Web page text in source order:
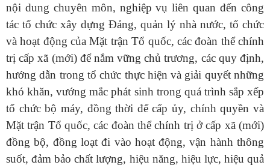
nội dung chuyên môn, nghiệp vụ liên quan đến công
tác tổ chức xây dựng Đảng, quản lý nhà nước, tổ chức
và hoạt động của Mặt trận Tổ quốc, các đoàn thể chính
trị cấp xã (mới) để nắm vững chủ trương, các quy định,
hướng dẫn trong tổ chức thực hiện và giải quyết những
khó khăn, vướng mắc phát sinh trong quá trình sắp xếp
tổ chức bộ máy, đồng thời để cấp ủy, chính quyền và
Mặt trận Tổ quốc, các đoàn thể chính trị ở cấp xã (mới)
đồng bộ, đồng loạt đi vào hoạt động, vận hành thông
suốt, đảm bảo chất lượng, hiệu năng, hiệu lực, hiệu quả